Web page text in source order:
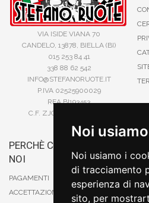
Noi
Noi usiamo i
di tracciamento
esperienza di
sito, per
VIA ISIDE VIANA 70
CANDELO, 13878, BIELLA (BI)
015 253 84 41
338 88 62 542
INFO@STEFANORUOTE.IT
P.IVA 02525900029
REA BI193453
C.F. ZJOSFN73H14A859X
PERCHÈ COMPRARE DA
NOI
PAGAMENTI
ACCETTAZIONE DEGLI ORDINI